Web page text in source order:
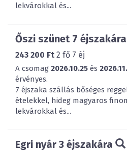
lekvárokkal és...
Őszi szünet 7 éjszakára
243 200 Ft 2 fő 7 éj
A csomag 2026.10.25 és
érvényes.
7 éjszaka szállás bőséges
ételekkel, hideg magyaros
lekvárokkal és...
Egri nyár 3 éjszakára